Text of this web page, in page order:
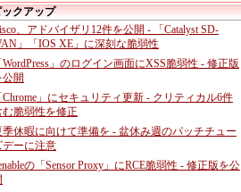
クアップ
、アドバイザリ12件を公開 - 「Catalyst SD-
」「IOS XE」に深刻な脆弱性
WordPress」のログイン画面にXSS脆弱性 - 修正版
公開
Chrome」にセキュリティ更新 - クリティカル6件
む脆弱性を修正
季休暇に向けて準備を - 盆休み週のパッチチュー
デーに注意
の「Sensor Proxy」にRCE脆弱性 - 修正版を公